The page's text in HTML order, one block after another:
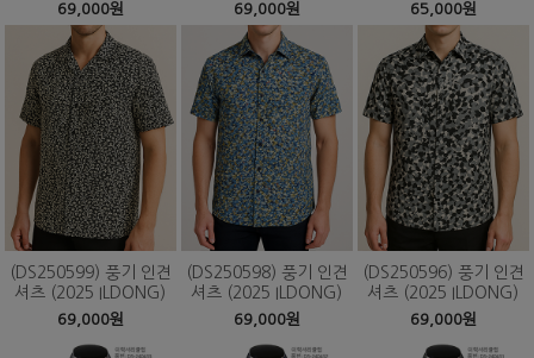
69,000원 69,000원 65,000원
(DS250599) 풍기 인견
셔츠 (2025 ILDONG)
69,000원
(DS250598) 풍기 인견
셔츠 (2025 ILDONG)
69,000원
(DS250596) 풍기 인견
셔츠 (2025 ILDONG)
69,000원